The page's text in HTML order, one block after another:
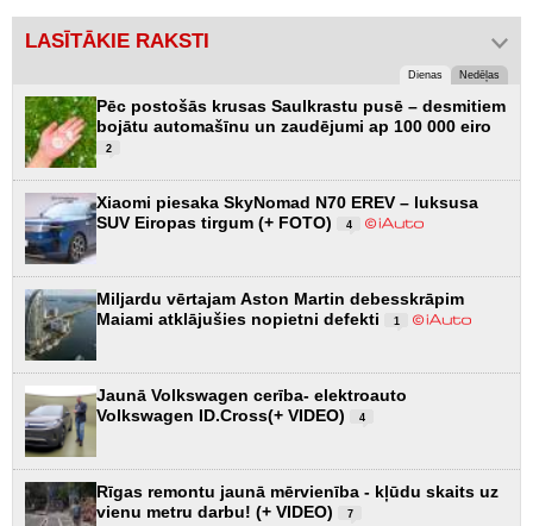
LASĪTĀKIE RAKSTI
Dienas Nedēļas
Pēc postošās krusas Saulkrastu pusē – desmitiem
bojātu automašīnu un zaudējumi ap 100 000 eiro
2
Xiaomi piesaka SkyNomad N70 EREV – luksusa
SUV Eiropas tirgum (+ FOTO)
4
Miljardu vērtajam Aston Martin debesskrāpim
Maiami atklājušies nopietni defekti
1
Jaunā Volkswagen cerība- elektroauto
Volkswagen ID.Cross(+ VIDEO)
4
Rīgas remontu jaunā mērvienība - kļūdu skaits uz
vienu metru darbu! (+ VIDEO)
7